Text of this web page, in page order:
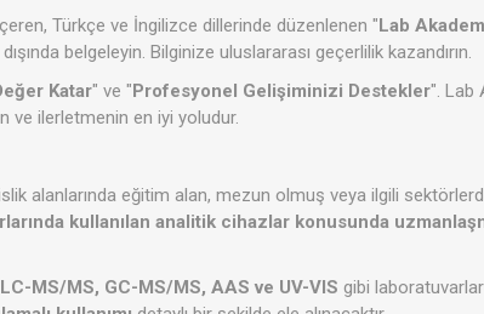
Türkçe ve İngilizce dillerinde düzenlenen "Lab
belgeleyin. Bilginize uluslararası geçerlilik kazandırın.
Katar" ve "Profesyonel Gelişiminizi Destekler". Lab
ve ilerletmenin en iyi yoludur.
alanlarında eğitim alan, mezun olmuş veya ilgili
kullanılan analitik cihazlar konusunda
MS/MS, GC-MS/MS, AAS ve UV-VIS gibi